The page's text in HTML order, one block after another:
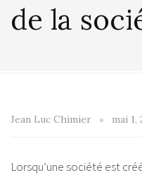
de la
Jean Luc Chimier mai 1,
Lorsqu’une société est